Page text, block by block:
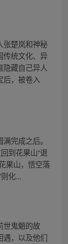
张楚岚和神秘
传统文化、异
隐藏自己异人
后，被卷入
完成之后。
到花果山“退
果山，悟空落
化...
世鬼魈的故
遇，以及他们